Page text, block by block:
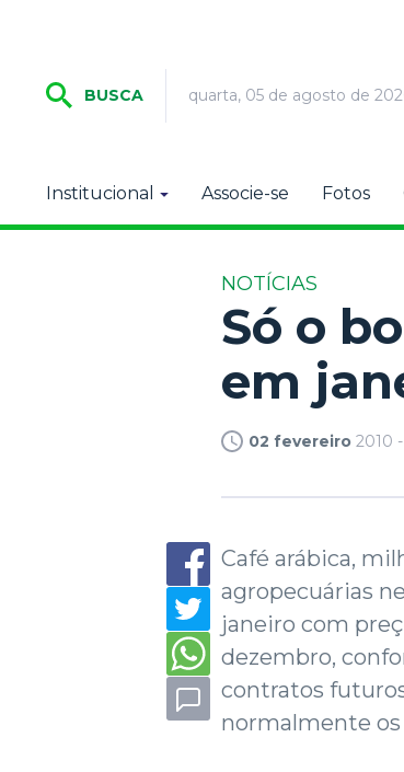
BUSCA quarta, 05 de agosto de
Institucional Associe-se Fotos
NOTÍCIAS
Só o
em
02 fevereiro 2010
Café arábica,
agropecuárias
janeiro com
dezembro,
contratos
normalmente